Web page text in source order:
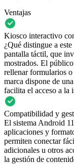
Ventajas
Kiosco interactivo
¿Qué distingue a
pantalla táctil, que
mostrados. El
rellenar formularios o
marca dispone de
facilita el acceso a la
Compatibilidad y
El sistema Android
aplicaciones y
permiten conectar
adicionales u otros
la gestión de